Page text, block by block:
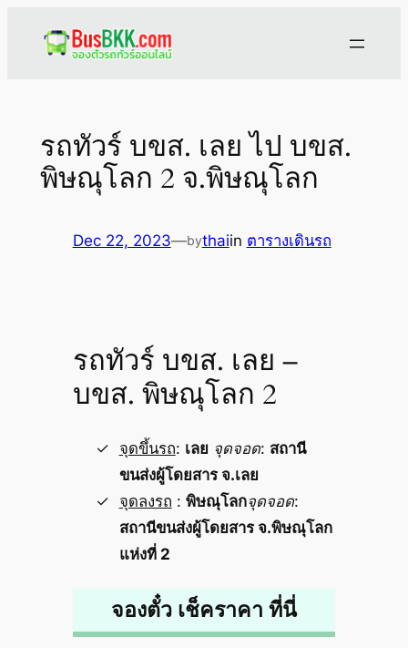
รถทัวร์ บขส. เลย ไป บขส.
พิษณุโลก 2 จ.พิษณุโลก
Dec 22, 2023—bythaiin ตารางเดินรถ
รถทัวร์ บขส. เลย –
บขส. พิษณุโลก 2
จุดขึ้นรถ: เลย จุดจอด: สถานี
ขนส่งผู้โดยสาร จ.เลย
จุดลงรถ : พิษณุโลกจุดจอด:
สถานีขนส่งผู้โดยสาร จ.พิษณุโลก
แห่งที่ 2
จองตั๋ว เช็คราคา ที่นี่